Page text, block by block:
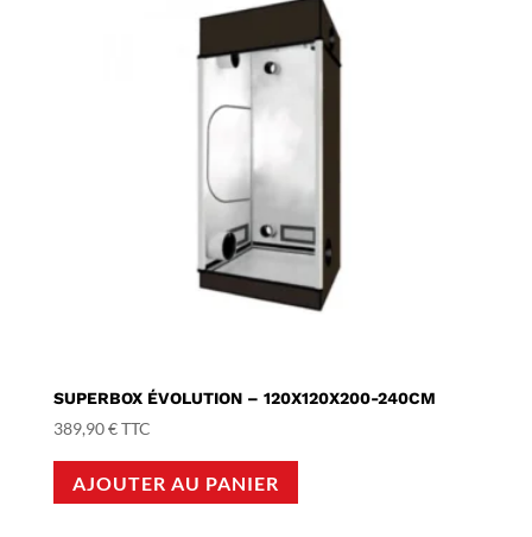
SUPERBOX ÉVOLUTION – 120X120X200-240CM
389,90€TTC
AJOUTER AU PANIER